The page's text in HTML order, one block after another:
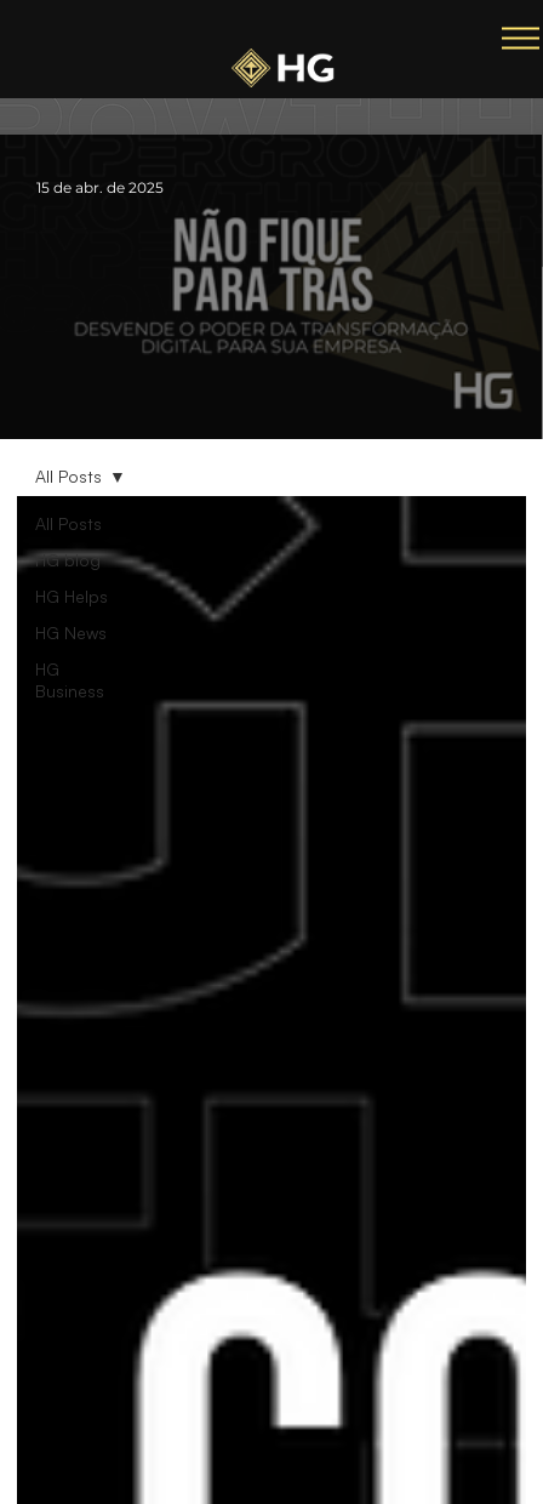
15 de abr. de 2025
All Posts
HG blog
HG Helps
HG News
HG
Business
All Posts